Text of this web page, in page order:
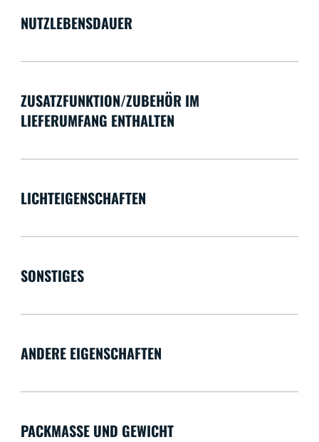
NUTZLEBENSDAUER
ZUSATZFUNKTION/ZUBEHÖR IM
LIEFERUMFANG ENTHALTEN
LICHTEIGENSCHAFTEN
SONSTIGES
ANDERE EIGENSCHAFTEN
PACKMASSE UND GEWICHT